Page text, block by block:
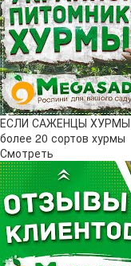
ЕСЛИ САЖЕНЦЫ
более 20 сортов хурмы
Смотреть